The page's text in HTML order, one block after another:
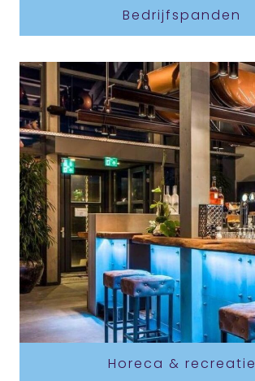
Bedrijfspanden
Horeca & recreatie